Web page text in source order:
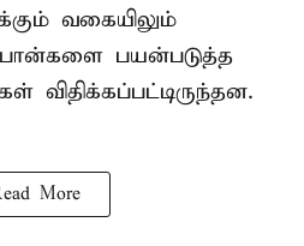
வகையிலும்
பயன்படுத்த
விதிக்கப்பட்டிருந்தன.
More